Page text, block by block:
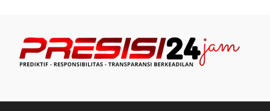
content